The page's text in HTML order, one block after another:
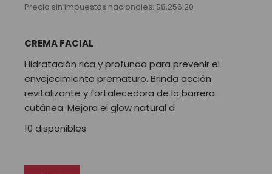
Precio sin impuestos nacionales: $8,256.20
CREMA FACIAL
Hidratación rica y profunda para prevenir el
envejecimiento prematuro. Brinda acción
revitalizante y fortalecedora de la barrera
cutánea. Mejora el glow natural d
10 disponibles
CREMA FACIAL- LOVE VEGAN GLUTTEN FREE cantidad